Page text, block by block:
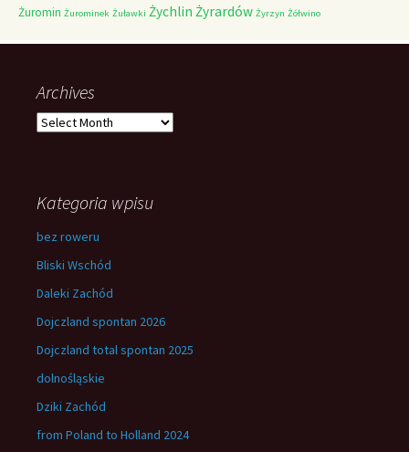
Żuromin Żurominek Żuławki Żychlin Żyrardów Żyrzyn Żółwino
Archives
Archives
Kategoria wpisu
bez roweru
Bliski Wschód
Daleki Zachód
Dojczland spontan 2026
Dojczland total spontan 2025
dolnośląskie
Dziki Zachód
from Poland to Holland 2024